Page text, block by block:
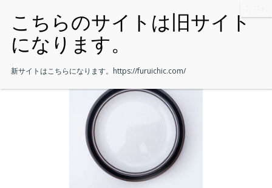
新サイトはこちらになります。 https://furuichic.com/